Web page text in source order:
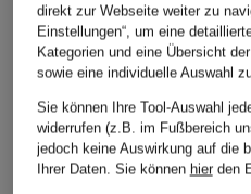
AGOLDE
direkt zur Webseite weiter zu
Einstellungen“, um eine
Kategorien und eine Übersicht
sowie eine individuelle Auswahl
Sie können Ihre Tool-Auswahl
widerrufen (z.B. im Fußbereich
jedoch keine Auswirkung auf die
Ihrer Daten. Sie können hierden